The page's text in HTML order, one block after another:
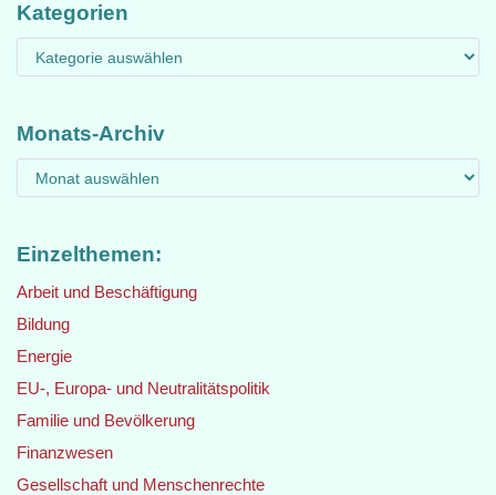
Kategorien
Monats-Archiv
Einzelthemen:
Arbeit und Beschäftigung
Bildung
Energie
EU-, Europa- und Neutralitätspolitik
Familie und Bevölkerung
Finanzwesen
Gesellschaft und Menschenrechte